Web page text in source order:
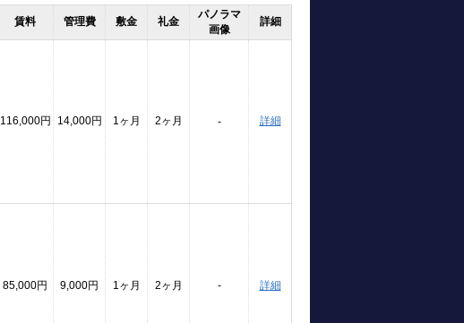
賃料 管理費 敷金 礼金
パノラマ
画像
詳細
116,000円 14,000円 1ヶ月 2ヶ月 - 詳細
85,000円 9,000円 1ヶ月 2ヶ月 - 詳細